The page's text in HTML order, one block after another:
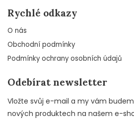
Rychlé odkazy
O nás
Obchodní podmínky
Podmínky ochrany osobních údajů
Odebírat newsletter
Vložte svůj e-mail a my vám
nových produktech na našem e-